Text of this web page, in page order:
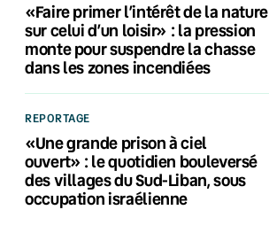
«Faire primer l’intérêt de la nature
sur celui d’un loisir» : la pression
monte pour suspendre la chasse
dans les zones incendiées
REPORTAGE
«Une grande prison à ciel
ouvert» : le quotidien bouleversé
des villages du Sud-Liban, sous
occupation israélienne